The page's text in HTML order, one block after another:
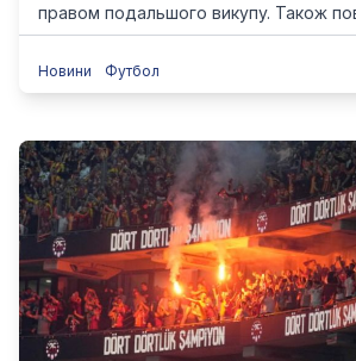
правом подальшого викупу. Також
Новини Футбол